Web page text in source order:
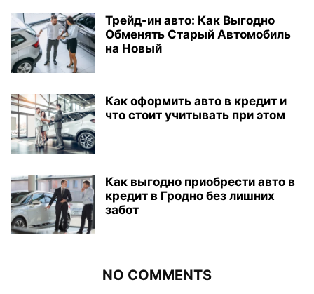
Трейд-ин авто: Как Выгодно
Обменять Старый Автомобиль
на Новый
Как оформить авто в кредит и
что стоит учитывать при этом
Как выгодно приобрести авто в
кредит в Гродно без лишних
забот
NO COMMENTS